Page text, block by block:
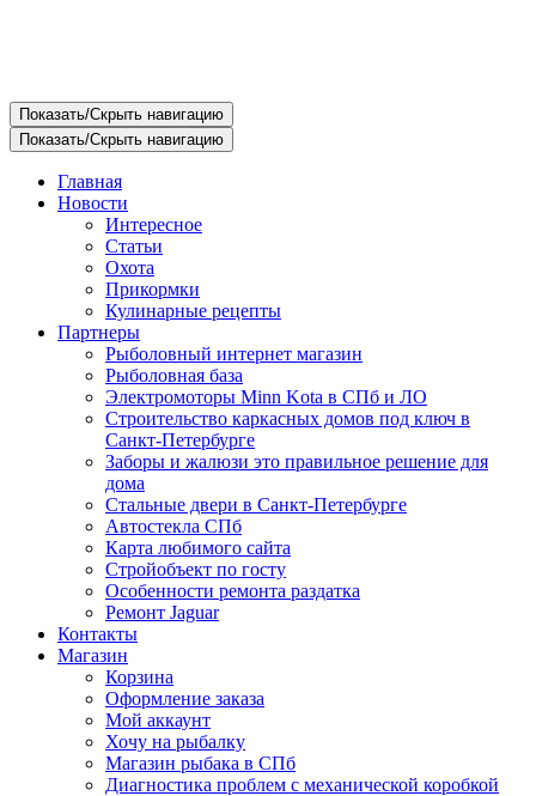
Показать/Скрыть навигацию
Показать/Скрыть навигацию
Главная
Новости
Интересное
Статьи
Охота
Прикормки
Кулинарные рецепты
Партнеры
Рыболовный интернет магазин
Рыболовная база
Электромоторы Minn Kota в СПб и ЛО
Строительство каркасных домов под ключ в
Санкт-Петербурге
Заборы и жалюзи это правильное решение для
дома
Стальные двери в Санкт-Петербурге
Автостекла СПб
Карта любимого сайта
Стройобъект по госту
Особенности ремонта раздатка
Ремонт Jaguar
Контакты
Магазин
Корзина
Оформление заказа
Мой аккаунт
Хочу на рыбалку
Магазин рыбака в СПб
Диагностика проблем с механической коробкой